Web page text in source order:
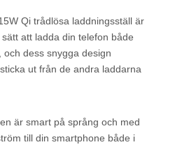
Qi trådlösa laddningsställ är
att ladda din telefon både
dess snygga design
ut från de andra laddarna
är smart på språng och med
till din smartphone både i